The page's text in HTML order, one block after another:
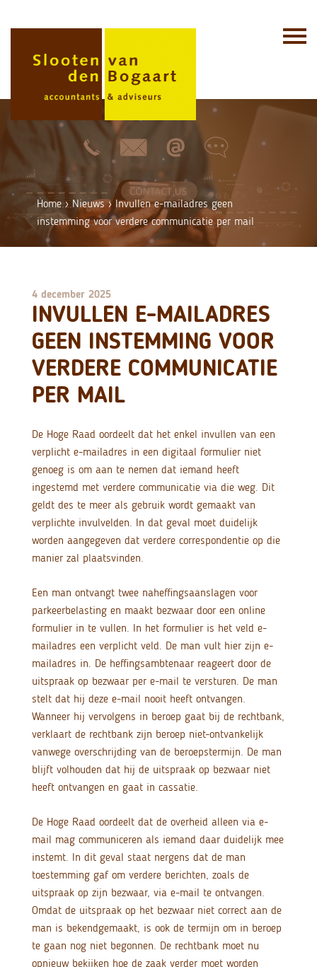
Home›Nieuws› Invullen e-mailadres geen
instemming voor verdere communicatie per mail
4 december 2025
INVULLEN E-MAILADRES
GEEN INSTEMMING VOOR
VERDERE COMMUNICATIE
PER MAIL
De Hoge Raad oordeelt dat het enkel invullen van een
verplicht e-mailadres in een digitaal formulier niet
genoeg is om aan te nemen dat iemand heeft
ingestemd met verdere communicatie via die weg. Dit
geldt des te meer als gebruik wordt gemaakt van
verplichte invulvelden. In dat geval moet duidelijk
worden aangegeven dat verdere correspondentie op die
manier zal plaatsvinden.
Een man ontvangt twee naheffingsaanslagen voor
parkeerbelasting en maakt bezwaar door een online
formulier in te vullen. In het formulier is het veld e-
mailadres een verplicht veld. De man vult hier zijn e-
mailadres in. De heffingsambtenaar reageert door de
uitspraak op bezwaar per e-mail te versturen. De man
stelt dat hij deze e-mail nooit heeft ontvangen.
Wanneer hij vervolgens in beroep gaat bij de rechtbank,
verklaart de rechtbank zijn beroep niet-ontvankelijk
vanwege overschrijding van de beroepstermijn. De man
blijft volhouden dat hij de uitspraak op bezwaar niet
heeft ontvangen en gaat in cassatie.
De Hoge Raad oordeelt dat de overheid alleen via e-
mail mag communiceren als iemand daar duidelijk mee
instemt. In dit geval staat nergens dat de man
toestemming gaf om verdere berichten, zoals de
uitspraak op zijn bezwaar, via e-mail te ontvangen.
Omdat de uitspraak op het bezwaar niet correct aan de
man is bekendgemaakt, is ook de termijn om in beroep
te gaan nog niet begonnen. De rechtbank moet nu
opnieuw bekijken hoe de zaak verder moet worden